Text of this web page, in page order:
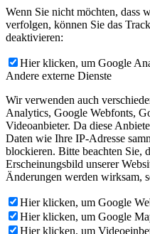
Wenn Sie nicht möchten, dass
verfolgen, können Sie das
deaktivieren:
Hier klicken, um Google
Andere externe Dienste
Wir verwenden auch
Analytics, Google Webfonts,
Videoanbieter. Da diese
Daten wie Ihre IP-Adresse
blockieren. Bitte beachten Sie,
Erscheinungsbild unserer
Änderungen werden wirksam,
Hier klicken, um Google
Hier klicken, um Google
Hier klicken, um